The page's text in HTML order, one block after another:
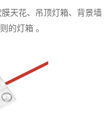
天花、吊顶灯箱、背景墙
的灯箱 。